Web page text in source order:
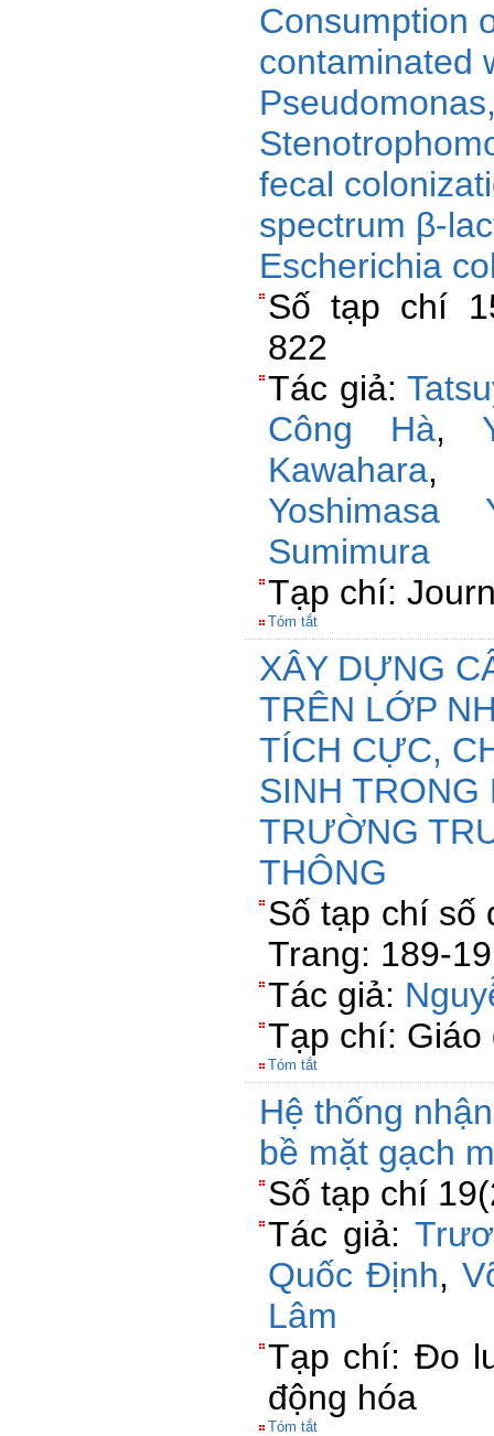
Consumption
contaminated
fecal
spectrum β-
Escherichia
Số tạp chí
822
Tác giả:
Công Hà,
Kawahara
Yoshimasa
Sumimura
Tạp chí:
Tóm tắt
XÂY DỰNG
TRÊN LỚP
TÍCH CỰC,
SINH
TRƯỜNG
THÔNG
Số tạp chí số
Trang: 189-
Tác giả:
Tạp chí: Giáo
Tóm tắt
Hệ thống
bề mặt gạch
Số tạp chí
Tác giả:
Quốc Định,
Lâm
Tạp chí: Đo
động hóa
Tóm tắt